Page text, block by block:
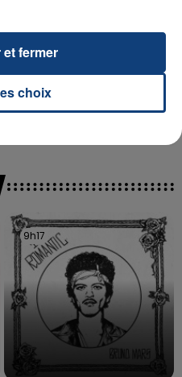
SE FAIRE
RESSORT DE LA...
9h17
9h17
choix
fermer